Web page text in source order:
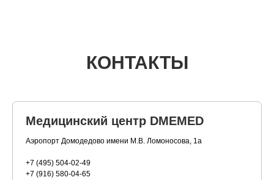
КОНТАКТЫ
Медицинский центр DMEMED
Аэропорт Домодедово имени М.В. Ломоносова, 1а
+7 (495) 504-02-49
+7 (916) 580-04-65